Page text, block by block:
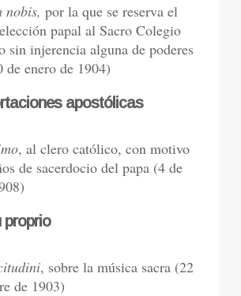
nobis, por la que se reserva el
papal al Sacro Colegio
sin injerencia alguna de poderes
de enero de 1904)
apostólicas
, al clero católico, con motivo
de sacerdocio del papa (4 de
proprio
, sobre la música sacra (22
de 1903)